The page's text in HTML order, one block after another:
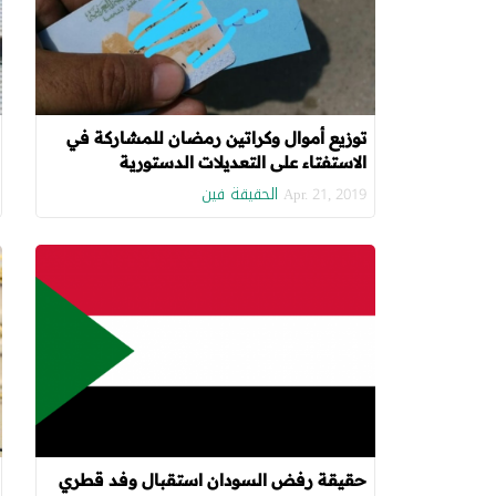
توزيع أموال وكراتين رمضان للمشاركة في
الاستفتاء على التعديلات الدستورية
Apr. 21, 2019 الحقيقة فين
حقيقة رفض السودان استقبال وفد قطري